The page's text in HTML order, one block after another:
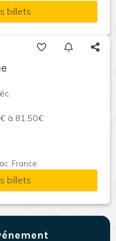
billets
à 81,50€
France
billets